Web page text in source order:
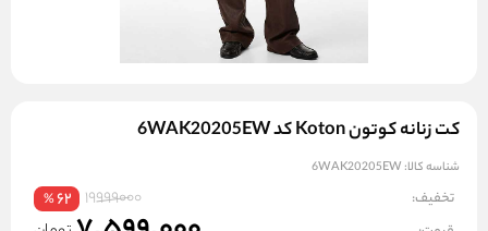
کت زنانه کوتون Koton کد 6WAK20205EW
شناسه کالا: 6WAK20205EW
تخفیف: 19999000
62
%